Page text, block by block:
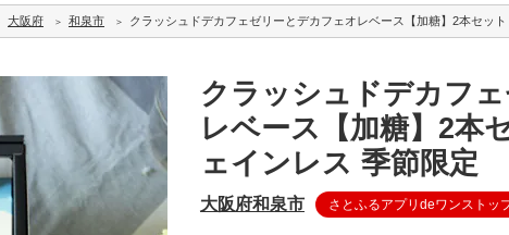
大阪府 和泉市 クラッシュドデカフェゼリーとデカフェオレベース【加糖】2本セッ
クラッシュドデカフ
レベース【加糖】2本
ェインレス 季節限定
大阪府和泉市 さとふるアプリdeワンストッ